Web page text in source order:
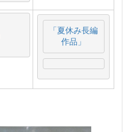
「夏休み長編
作品」